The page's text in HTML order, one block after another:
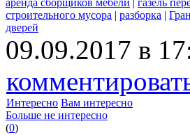
аренда сборщиков мебели | газель
строительного мусора | разборка |
дверей
09.09.2017 в
Интересно Вам интересно
Больше не интересно
(0)